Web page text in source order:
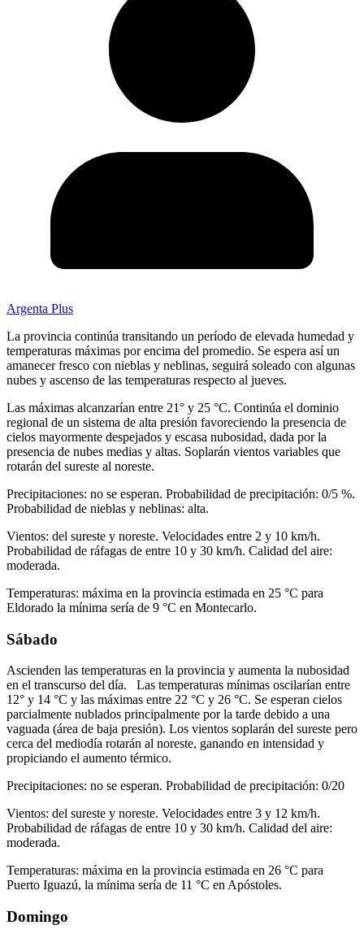
Argenta Plus
La provincia continúa transitando un período de elevada humedad y
temperaturas máximas por encima del promedio. Se espera así un
amanecer fresco con nieblas y neblinas, seguirá soleado con algunas
nubes y ascenso de las temperaturas respecto al jueves.
Las máximas alcanzarían entre 21° y 25 °C. Continúa el dominio
regional de un sistema de alta presión favoreciendo la presencia de
cielos mayormente despejados y escasa nubosidad, dada por la
presencia de nubes medias y altas. Soplarán vientos variables que
rotarán del sureste al noreste.
Precipitaciones: no se esperan. Probabilidad de precipitación: 0/5 %.
Probabilidad de nieblas y neblinas: alta.
Vientos: del sureste y noreste. Velocidades entre 2 y 10 km/h.
Probabilidad de ráfagas de entre 10 y 30 km/h. Calidad del aire:
moderada.
Temperaturas: máxima en la provincia estimada en 25 °C para
Eldorado la mínima sería de 9 °C en Montecarlo.
Sábado
Ascienden las temperaturas en la provincia y aumenta la nubosidad
en el transcurso del día. Las temperaturas mínimas oscilarían entre
12° y 14 °C y las máximas entre 22 °C y 26 °C. Se esperan cielos
parcialmente nublados principalmente por la tarde debido a una
vaguada (área de baja presión). Los vientos soplarán del sureste pero
cerca del mediodía rotarán al noreste, ganando en intensidad y
propiciando el aumento térmico.
Precipitaciones: no se esperan. Probabilidad de precipitación: 0/20
Vientos: del sureste y noreste. Velocidades entre 3 y 12 km/h.
Probabilidad de ráfagas de entre 10 y 30 km/h. Calidad del aire:
moderada.
Temperaturas: máxima en la provincia estimada en 26 °C para
Puerto Iguazú, la mínima sería de 11 °C en Apóstoles.
Domingo